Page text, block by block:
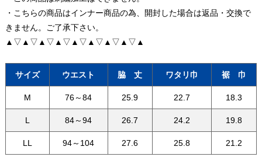
・こちらの商品はインナー商品の為、開封した場合は返品・交換で
きません。ご了承下さい。
▲▽▲▽▲▽▲▽▲▽▲▽▲▽▲▽▲
サイズ ウエスト 脇 丈 ワタリ巾 裾 巾
M 76～84 25.9 22.7 18.3
L 84～94 26.7 24.2 19.8
LL 94～104 27.6 25.8 21.2